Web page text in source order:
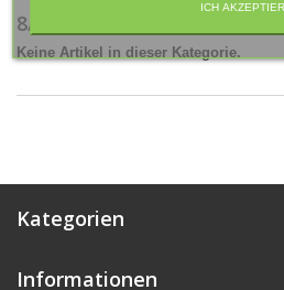
8/50
Keine Artikel in dieser Kategorie.
Kategorien
Informationen
ICH